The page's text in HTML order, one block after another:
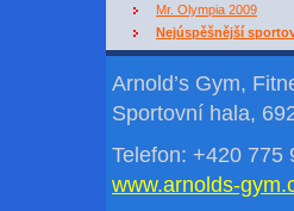
Mr. Olympia 2009
Nejúspěšnější
Arnold’s Gym,
Sportovní hala,
Telefon: +420
www.arnolds-